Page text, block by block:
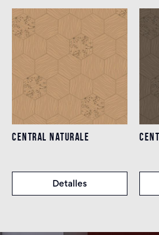
CENTRAL NATURALE
Detalles